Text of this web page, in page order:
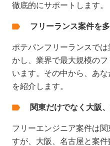
徹底的にサポートします。
フリーランス案件を
ポテパンフリーランスで
かし、業界で最大規模の
います。その中から、あ
を紹介します。
関東だけでなく大阪
フリーエンジニア案件は
すが、大阪、名古屋と案